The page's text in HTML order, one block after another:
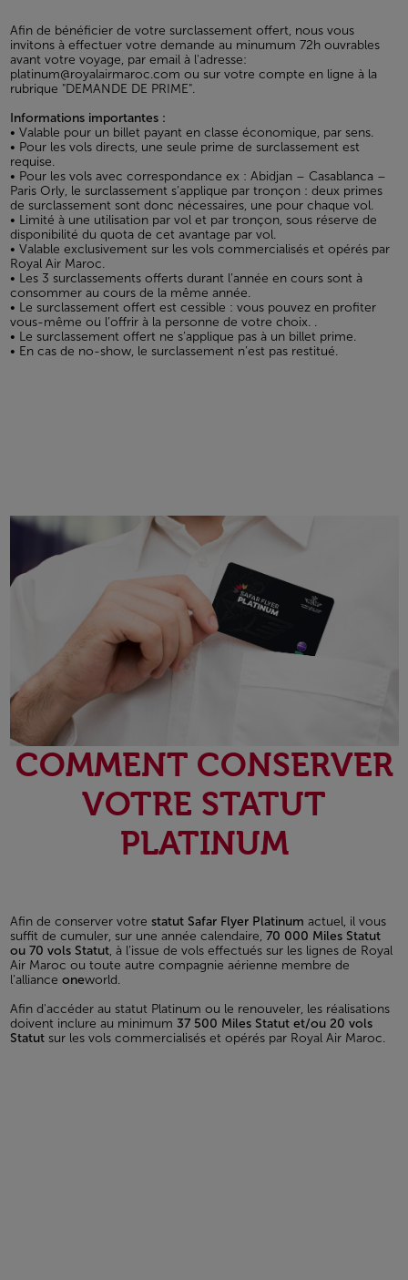
Afin de bénéficier de votre surclassement offert, nous vous
invitons à effectuer votre demande au minumum 72h ouvrables
avant votre voyage, par email à l'adresse:
platinum@royalairmaroc.com ou sur votre compte en ligne à la
rubrique "DEMANDE DE PRIME".
Informations importantes :
• Valable pour un billet payant en classe économique, par sens.
• Pour les vols directs, une seule prime de surclassement est
requise.
• Pour les vols avec correspondance ex : Abidjan – Casablanca –
Paris Orly, le surclassement s’applique par tronçon : deux primes
de surclassement sont donc nécessaires, une pour chaque vol.
• Limité à une utilisation par vol et par tronçon, sous réserve de
disponibilité du quota de cet avantage par vol.
• Valable exclusivement sur les vols commercialisés et opérés par
Royal Air Maroc.
• Les 3 surclassements offerts durant l’année en cours sont à
consommer au cours de la même année.
• Le surclassement offert est cessible : vous pouvez en profiter
vous-même ou l’offrir à la personne de votre choix. .
• Le surclassement offert ne s’applique pas à un billet prime.
• En cas de no-show, le surclassement n’est pas restitué.
COMMENT CONSERVER
VOTRE STATUT
PLATINUM
Afin de conserver votre statut Safar Flyer Platinum actuel, il vous
suffit de cumuler, sur une année calendaire, 70 000 Miles Statut
ou 70 vols Statut, à l’issue de vols effectués sur les lignes de Royal
Air Maroc ou toute autre compagnie aérienne membre de
l’alliance oneworld.
Afin d'accéder au statut Platinum ou le renouveler, les réalisations
doivent inclure au minimum 37 500 Miles Statut et/ou 20 vols
Statut sur les vols commercialisés et opérés par Royal Air Maroc.